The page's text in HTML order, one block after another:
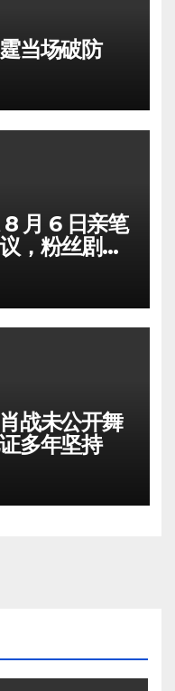
当场破防
月 6 日亲笔
，粉丝剧组
战未公开舞
多年坚持